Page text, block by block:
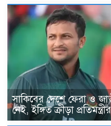
সাকিবের দেশে ফেরা ও
নেই, ইঙ্গিত ক্রীড়া প্রতিমন্ত্রীর